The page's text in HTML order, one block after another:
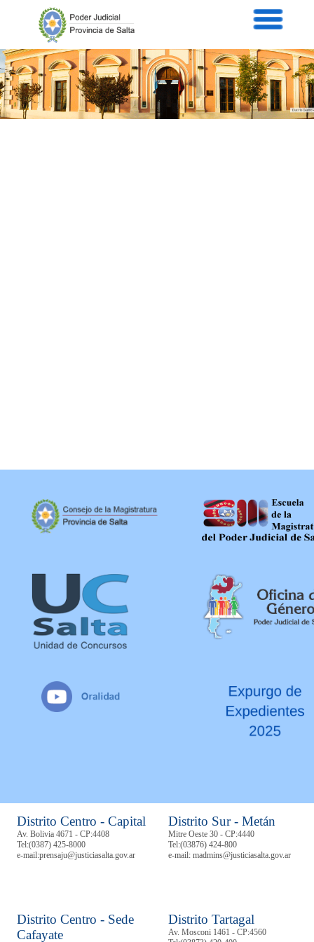
Servicios
Prensa
Intranet
Distrito Centro - Capital
Av. Bolivia 4671 - CP:4408
Tel:(0387) 425-8000
e-mail:prensaju@justiciasalta.gov.ar
Distrito Sur - Metán
Mitre Oeste 30 - CP:4440
Tel:(03876) 424-800
e-mail: madmins@justiciasalta.gov.ar
Distrito Centro - Sede
Cafayate
Distrito Tartagal
Av. Mosconi 1461 - CP:4560